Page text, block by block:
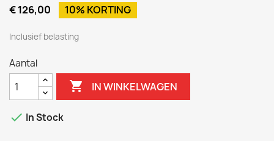
€ 126,00
10% KORTING
Inclusief belasting
Aantal
 IN WINKELWAGEN
 In Stock